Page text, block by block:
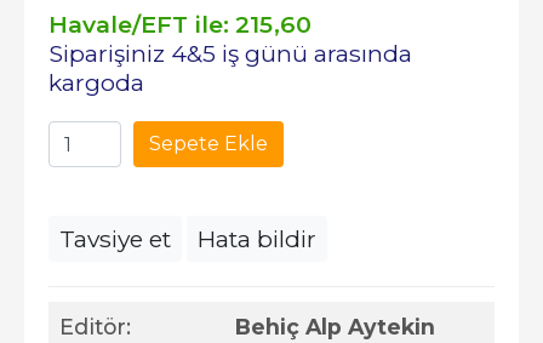
Editör: Behiç Alp Aytekin
Havale/EFT ile: 215,60
Siparişiniz 4&5 iş günü arasında
kargoda
Sepete Ekle
Tavsiye et Hata bildir